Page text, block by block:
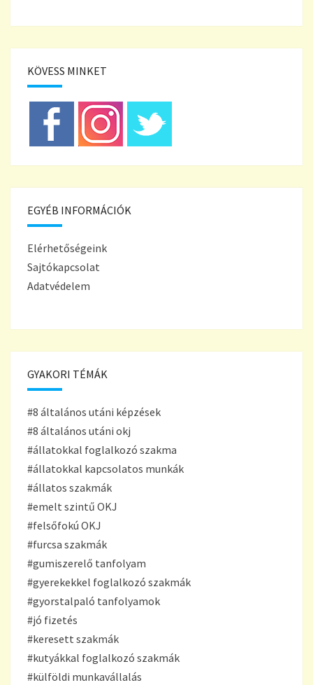
KÖVESS MINKET
EGYÉB INFORMÁCIÓK
Elérhetőségeink
Sajtókapcsolat
Adatvédelem
GYAKORI TÉMÁK
#8 általános utáni képzések
#8 általános utáni okj
#állatokkal foglalkozó szakma
#állatokkal kapcsolatos munkák
#állatos szakmák
#emelt szintű OKJ
#felsőfokú OKJ
#furcsa szakmák
#gumiszerelő tanfolyam
#gyerekekkel foglalkozó szakmák
#gyorstalpaló tanfolyamok
#jó fizetés
#keresett szakmák
#kutyákkal foglalkozó szakmák
#külföldi munkavállalás